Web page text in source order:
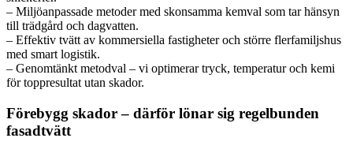
– Miljöanpassade metoder med skonsamma kemval som tar hänsyn
till trädgård och dagvatten.
– Effektiv tvätt av kommersiella fastigheter och större flerfamiljshus
med smart logistik.
– Genomtänkt metodval – vi optimerar tryck, temperatur och kemi
för toppresultat utan skador.
Förebygg skador – därför lönar sig regelbunden
fasadtvätt